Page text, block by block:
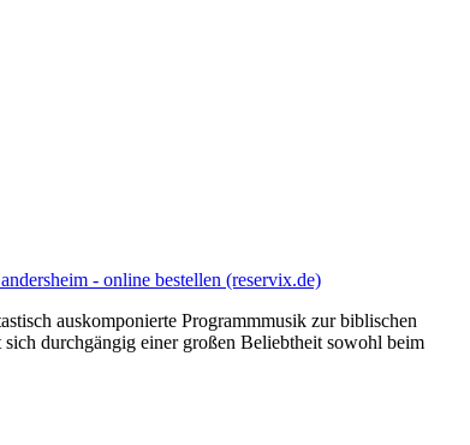
- online bestellen (reservix.de)
auskomponierte Programmmusik zur biblischen
durchgängig einer großen Beliebtheit sowohl beim